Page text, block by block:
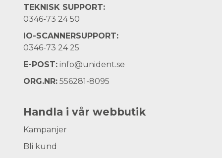
TEKNISK SUPPORT:
0346-73 24 50
IO-SCANNERSUPPORT:
0346-73 24 25
E-POST: info@unident.se
ORG.NR: 556281-8095
Handla i vår webbutik
Kampanjer
Bli kund